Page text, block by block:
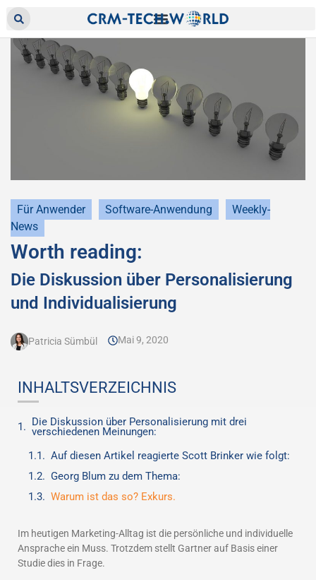
Für Anwender Software-Anwendung
Weekly-
News
Worth reading:
Die Diskussion über Personalisierung
und Individualisierung
Patricia Sümbül Mai 9, 2020
INHALTSVERZEICHNIS
Die Diskussion über Personalisierung mit drei
verschiedenen Meinungen:
Auf diesen Artikel reagierte Scott Brinker wie folgt:
Georg Blum zu dem Thema:
Warum ist das so? Exkurs.
Im heutigen Marketing-Alltag ist die persönliche und individuelle
Ansprache ein Muss. Trotzdem stellt Gartner auf Basis einer
Studie dies in Frage.